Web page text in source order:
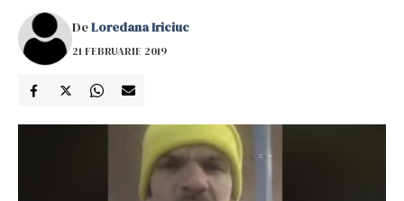
DeLoredana Iriciuc
21 FEBRUARIE 2019